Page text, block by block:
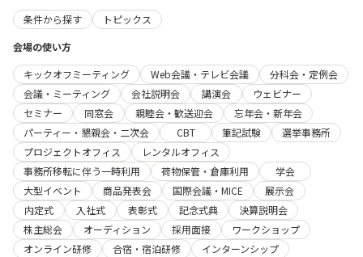
条件から探す
トピックス
会場の使い方
キックオフミーティング
Web会議・テレビ会議
分科会・定例会
会議・ミーティング
会社説明会 講演会
ウェビナー
セミナー
同窓会 親睦会・歓送迎会
忘年会・新年会
パーティー・懇親会・二次会
CBT 筆記試験
選挙事務所
プロジェクトオフィス
レンタルオフィス
事務所移転に伴う一時利用
荷物保管・倉庫利用
学会
大型イベント
商品発表会 国際会議・MICE
展示会
内定式
入社式 表彰式 記念式典
決算説明会
株主総会
オーディション 採用面接
ワークショップ
オンライン研修
合宿・宿泊研修
インターンシップ